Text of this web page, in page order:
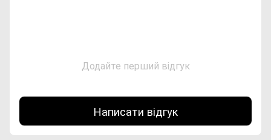
Додайте перший відгук
Написати відгук